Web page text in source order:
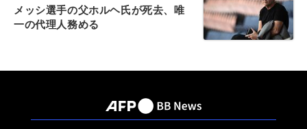
メッシ選手の父ホルヘ氏が死去、唯
一の代理人務める